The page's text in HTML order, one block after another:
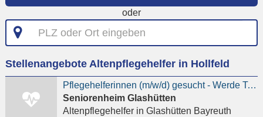
oder
PLZ
oder
eingeben
Stellenangebote Altenpflegehelfer in Hollfeld
Pflegehelferinnen (m/w/d) gesucht - Werde Teil unserer Familie in Glashütten | in TZ oder VZ
Seniorenheim Glashütten
Altenpflegehelferin Glashütten Bayreuth